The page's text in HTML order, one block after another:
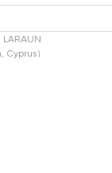
）